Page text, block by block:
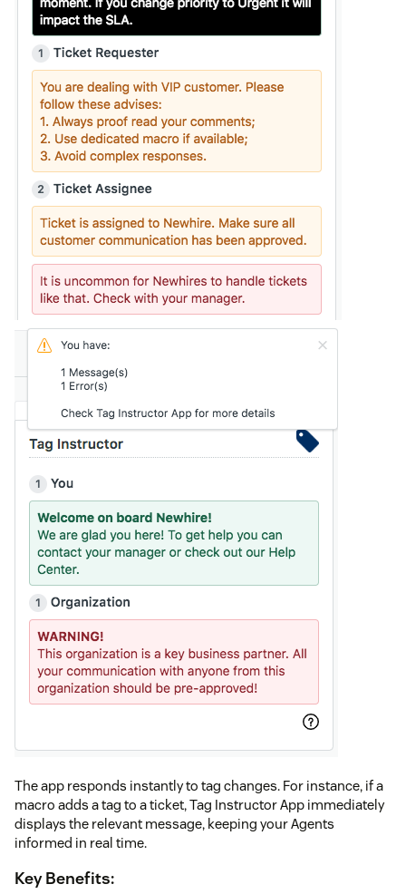
The app responds instantly to tag changes. For instance, if a
macro adds a tag to a ticket, Tag Instructor App immediately
displays the relevant message, keeping your Agents
informed in real time.
Key Benefits: